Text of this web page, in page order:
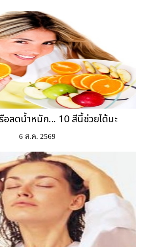
อลดน้ำหนัก... 10 สีนี้ช่วยได้นะ
6 ส.ค. 2569